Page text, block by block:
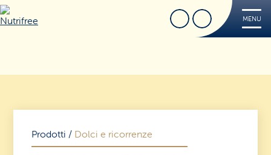
Nutrifree MENU
CercaTrova Negozio
Prodotti / Dolci e ricorrenze